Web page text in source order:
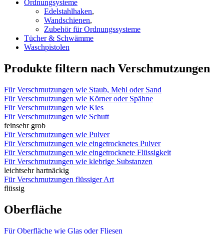
Ordnungsysteme
Edelstahlhaken,
Wandschienen,
Zubehör für Ordnungssysteme
Tücher & Schwämme
Waschpistolen
Produkte filtern nach Verschmutzungen
Für Verschmutzungen wie Staub, Mehl oder Sand
Für Verschmutzungen wie Körner oder Spähne
Für Verschmutzungen wie Kies
Für Verschmutzungen wie Schutt
feinsehr grob
Für Verschmutzungen wie Pulver
Für Verschmutzungen wie eingetrocknetes Pulver
Für Verschmutzungen wie eingetrocknete Flüssigkeit
Für Verschmutzungen wie klebrige Substanzen
leichtsehr hartnäckig
Für Verschmutzungen flüssiger Art
flüssig
Oberfläche
Für Oberfläche wie Glas oder Fliesen